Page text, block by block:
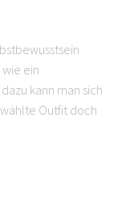
ein
kann man sich
Outfit doch